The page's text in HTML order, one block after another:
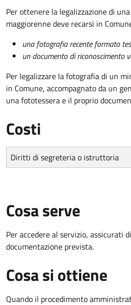
Per ottenere la legalizzazione di
maggiorenne deve recarsi in
una fotografia recente formato
un documento di riconoscimento
Per legalizzare la fotografia di un
in Comune, accompagnato da un
una fototessera e il proprio
Costi
Diritti di segreteria o istruttoria
Cosa serve
Per accedere al servizio, assicurati
documentazione prevista.
Cosa si ottiene
Quando il procedimento